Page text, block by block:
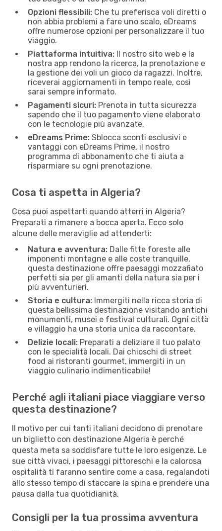
Opzioni flessibili: Che tu preferisca voli diretti o
non abbia problemi a fare uno scalo, eDreams
offre numerose opzioni per personalizzare il tuo
viaggio.
Piattaforma intuitiva: Il nostro sito web e la
nostra app rendono la ricerca, la prenotazione e
la gestione dei voli un gioco da ragazzi. Inoltre,
riceverai aggiornamenti in tempo reale, così
sarai sempre informato.
Pagamenti sicuri: Prenota in tutta sicurezza
sapendo che il tuo pagamento viene elaborato
con le tecnologie più avanzate.
eDreams Prime: Sblocca sconti esclusivi e
vantaggi con eDreams Prime, il nostro
programma di abbonamento che ti aiuta a
risparmiare su ogni prenotazione.
Cosa ti aspetta in Algeria?
Cosa puoi aspettarti quando atterri in Algeria?
Preparati a rimanere a bocca aperta. Ecco solo
alcune delle meraviglie ad attenderti:
Natura e avventura: Dalle fitte foreste alle
imponenti montagne e alle coste tranquille,
questa destinazione offre paesaggi mozzafiato
perfetti sia per gli amanti della natura sia per i
più avventurieri.
Storia e cultura: Immergiti nella ricca storia di
questa bellissima destinazione visitando antichi
monumenti, musei e festival culturali. Ogni città
e villaggio ha una storia unica da raccontare.
Delizie locali: Preparati a deliziare il tuo palato
con le specialità locali. Dai chioschi di street
food ai ristoranti gourmet, immergiti in un
viaggio culinario indimenticabile!
Perché agli italiani piace viaggiare verso
questa destinazione?
Il motivo per cui tanti italiani decidono di prenotare
un biglietto con destinazione Algeria è perché
questa meta sa soddisfare tutte le loro esigenze. Le
sue città vivaci, i paesaggi pittoreschi e la calorosa
ospitalità ti faranno sentire come a casa, regalandoti
allo stesso tempo di staccare la spina e prendere una
pausa dalla tua quotidianità.
Consigli per la tua prossima avventura